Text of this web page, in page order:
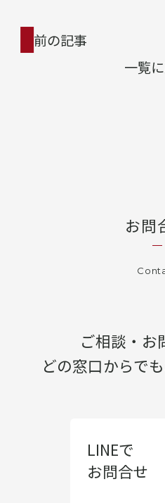
前の記事
一覧
お問
ご相談・お
どの窓口からで
LINEで
お問合せ